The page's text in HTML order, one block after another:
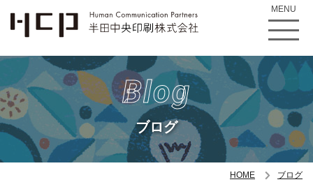
MENU
Blog
ブログ
HOME
ブログ